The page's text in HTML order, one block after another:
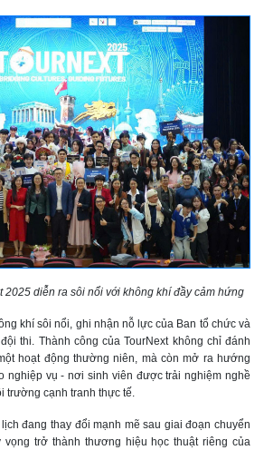
2025 diễn ra sôi nổi với không khí đầy cảm hứng
khí sôi nổi, ghi nhận nỗ lực của Ban tổ chức và
thi. Thành công của TourNext không chỉ đánh
hoạt động thường niên, mà còn mở ra hướng
nghiệp vụ - nơi sinh viên được trải nghiệm nghề
trường cạnh tranh thực tế.
đang thay đổi mạnh mẽ sau giai đoạn chuyển
vọng trở thành thương hiệu học thuật riêng của